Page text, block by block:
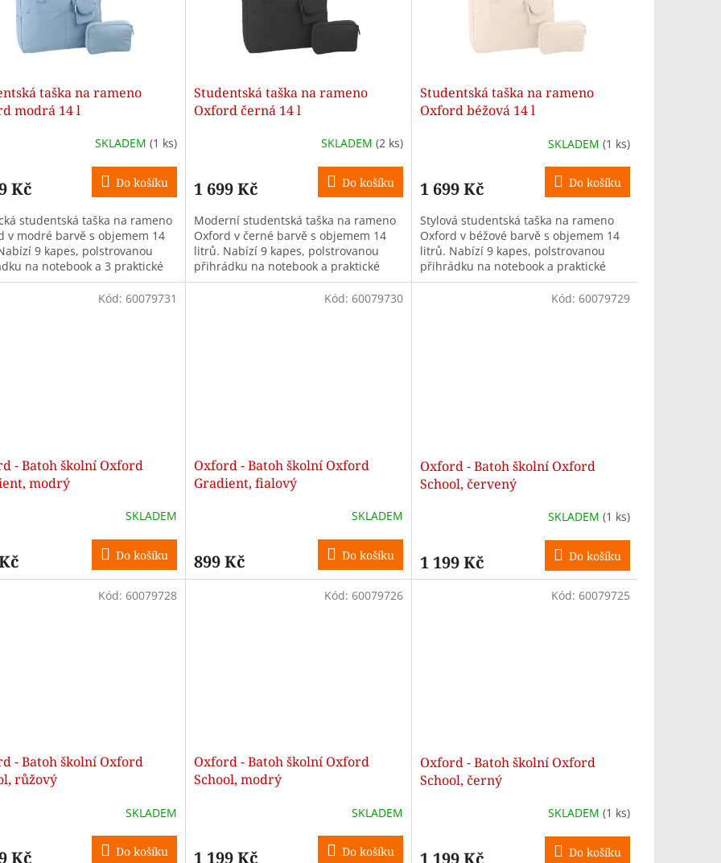
taška na rameno
modrá 14 l
SKLADEM (1 ks)
Kč Do košíku
studentská taška na rameno
v modré barvě s objemem 14
9 kapes, polstrovanou
na notebook a 3 praktické
pro každodenní nošení do...
Studentská taška na rameno
Oxford černá 14 l
SKLADEM (2 ks)
1 699 Kč Do košíku
Moderní studentská taška na rameno
Oxford v černé barvě s objemem 14
litrů. Nabízí 9 kapes, polstrovanou
přihrádku na notebook a praktické
doplňky pro každodenní nošení do...
Studentská taška na rameno
Oxford béžová 14 l
SKLADEM (1 ks)
1 699 Kč Do košíku
Stylová studentská taška na rameno
Oxford v béžové barvě s objemem 14
litrů. Nabízí 9 kapes, polstrovanou
přihrádku na notebook a praktické
doplňky pro každodenní nošení do...
- Batoh školní Oxford
modrý
SKLADEM
Do košíku
Kód: 60079731
Oxford - Batoh školní Oxford
Gradient, fialový
SKLADEM
899 Kč Do košíku
Kód: 60079730
Oxford - Batoh školní Oxford
School, červený
SKLADEM (1 ks)
1 199 Kč Do košíku
Kód: 60079729
- Batoh školní Oxford
růžový
SKLADEM
Kč Do košíku
Kód: 60079728
Oxford - Batoh školní Oxford
School, modrý
SKLADEM
1 199 Kč Do košíku
Kód: 60079726
Oxford - Batoh školní Oxford
School, černý
SKLADEM (1 ks)
1 199 Kč Do košíku
Kód: 60079725